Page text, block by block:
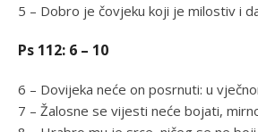
5 – Dobro je čovjeku koji je milostiv i
Ps 112: 6 – 10
6 – Dovijeka neće on posrnuti: u
7 – Žalosne se vijesti neće bojati,